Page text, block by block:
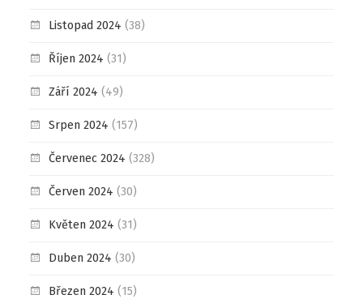
Listopad 2024 (38)
Říjen 2024 (31)
Září 2024 (49)
Srpen 2024 (157)
Červenec 2024 (328)
Červen 2024 (30)
Květen 2024 (31)
Duben 2024 (30)
Březen 2024 (15)